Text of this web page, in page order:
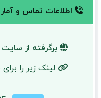
اطلاعات تماس و آمار
برگرفته از سایت
لینک زیر را